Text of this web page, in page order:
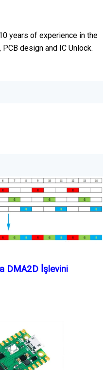
years of experience in the
design and IC Unlock.
DMA2D İşlevini